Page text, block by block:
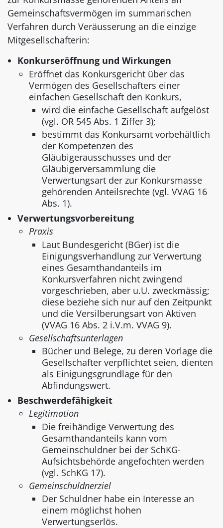
Gemeinschaftsvermögen im summarischen
Verfahren durch Veräusserung an die einzige
Mitgesellschafterin:
Konkurseröffnung und Wirkungen
Eröffnet das Konkursgericht über das
Vermögen des Gesellschafters einer
einfachen Gesellschaft den Konkurs,
wird die einfache Gesellschaft aufgelöst
(vgl. OR 545 Abs. 1 Ziffer 3);
bestimmt das Konkursamt vorbehältlich
der Kompetenzen des
Gläubigerausschusses und der
Gläubigerversammlung die
Verwertungsart der zur Konkursmasse
gehörenden Anteilsrechte (vgl. VVAG 16
Abs. 1).
Verwertungsvorbereitung
Praxis
Laut Bundesgericht (BGer) ist die
Einigungsverhandlung zur Verwertung
eines Gesamthandanteils im
Konkursverfahren nicht zwingend
vorgeschrieben, aber u.U. zweckmässig;
diese beziehe sich nur auf den Zeitpunkt
und die Versilberungsart von Aktiven
(VVAG 16 Abs. 2 i.V.m. VVAG 9).
Gesellschaftsunterlagen
Bücher und Belege, zu deren Vorlage die
Gesellschafter verpflichtet seien, dienten
als Einigungsgrundlage für den
Abfindungswert.
Beschwerdefähigkeit
Legitimation
Die freihändige Verwertung des
Gesamthandanteils kann vom
Gemeinschuldner bei der SchKG-
Aufsichtsbehörde angefochten werden
(vgl. SchKG 17).
Gemeinschuldnerziel
Der Schuldner habe ein Interesse an
einem möglichst hohen
Verwertungserlös.